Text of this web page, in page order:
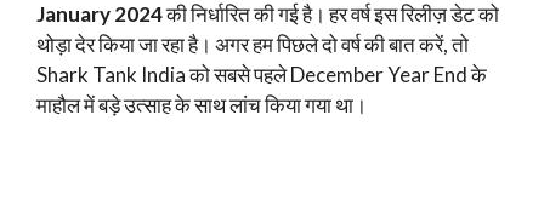
January 2024की निर्धारित की गई है। हर वर्ष इस रिलीज़ डेट को
थोड़ा देर किया जा रहा है। अगर हम पिछले दो वर्ष की बात करें, तो
Shark Tank India को सबसे पहले December Year End के
माहौल में बड़े उत्साह के साथ लांच किया गया था।